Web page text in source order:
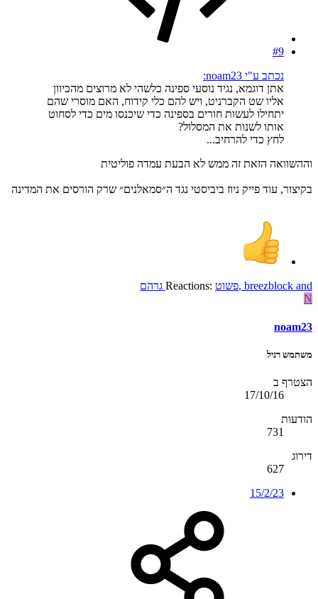
#9
נכתב ע"י noam23:
אתן דוגמא, נגיד נוסעי ספינה כלשהי לא מרוצים מהכיוון
אליו שט הקברניט, ויש להם כלי קידוח, האם מוסרי שהם
יתחילו לעשות חורים בספינה כדי שיכנסו מים כדי לסחוט
אותו לשנות את המסלול?
לחץ כדי להרחיב...
וההשוואה הזאת זה ממש לא הבעת עמדה פוליטית
בקיצור, עוד פייק ניוז ביביסטי נגד ה״סמאלנים״ שרק הורסים את המדינה
Reactions: פשוט, breezblock and
גרהם
N
noam23
משתמש רגיל
הצטרף ב
17/10/16
הודעות
731
דירוג
627
15/2/23